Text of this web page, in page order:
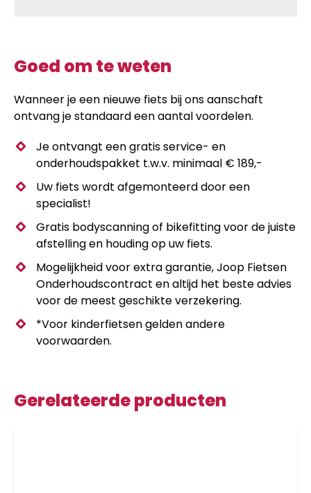
Goed om te weten
Wanneer je een nieuwe fiets bij ons aanschaft
ontvang je standaard een aantal voordelen.
Je ontvangt een gratis service- en
onderhoudspakket t.w.v. minimaal € 189,-
Uw fiets wordt afgemonteerd door een
specialist!
Gratis bodyscanning of bikefitting voor de juiste
afstelling en houding op uw fiets.
Mogelijkheid voor extra garantie, Joop Fietsen
Onderhoudscontract en altijd het beste advies
voor de meest geschikte verzekering.
*Voor kinderfietsen gelden andere
voorwaarden.
Gerelateerde producten